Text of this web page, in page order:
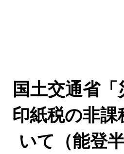
国土交通省
印紙税の非課
いて（能登